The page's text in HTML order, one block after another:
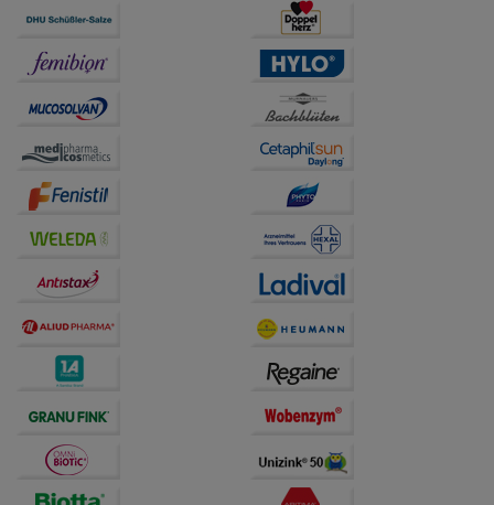
Statistik & Tracking:
Hierüber lassen sich
Informationen über die Art und Weise der Nutzung
unserer Website sammeln, mit deren Hilfe wir unsere
Website weiter für Sie optimieren können, den Inhalt
auf unserer Website aber auch die Werbung auf
Drittseiten möglichst relevant für Sie zu gestalten.
Dritte wie z.B. Google oder soziale Medien